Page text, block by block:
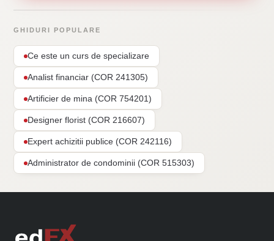
GHIDURI POPULARE
Ce este un curs de specializare
Analist financiar (COR 241305)
Artificier de mina (COR 754201)
Designer florist (COR 216607)
Expert achizitii publice (COR 242116)
Administrator de condominii (COR 515303)